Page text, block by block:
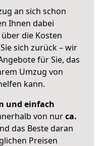
an sich schon
Ihnen dabei
die Kosten
sich zurück – wir
für Sie, das
Umzug von
kann.
und einfach
von nurca.
das Beste daran
Preisen